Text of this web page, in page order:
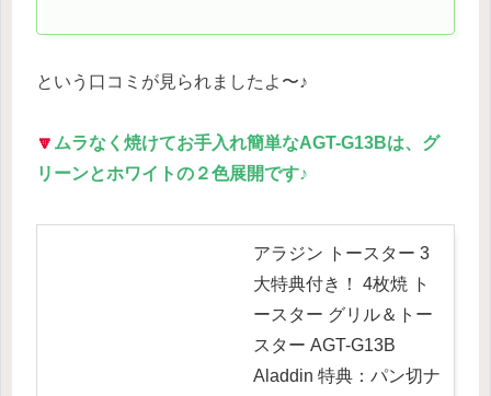
という口コミが見られましたよ〜♪
🔽 ムラなく焼けてお手入れ簡単なAGT-G13Bは、グ
リーンとホワイトの２色展開です♪
アラジン トースター 3
大特典付き！ 4枚焼 ト
ースター グリル＆トー
スター AGT-G13B
Aladdin 特典：パン切ナ